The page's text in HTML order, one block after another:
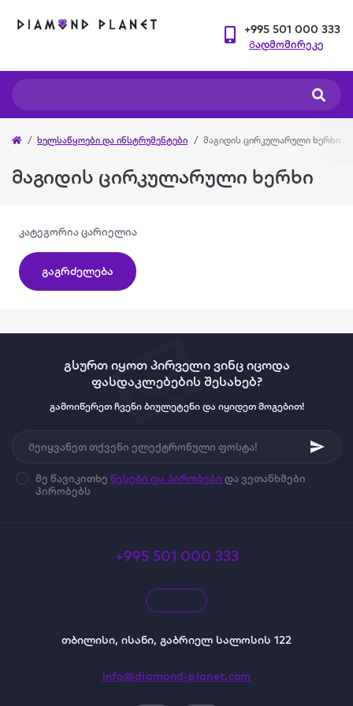
+995 501 000 333
Გადმომირეკე
ხელსაწყოები და ინსტრუმენტები მაგიდის ცირკულარული ხერხი
მაგიდის ცირკულარული ხერხი
კატეგორია ცარიელია
გაგრძელება
გსურთ იყოთ პირველი ვინც იცოდა
ფასდაკლებების შესახებ?
გამოიწერეთ ჩვენი ბიულეტენი და იყიდეთ მოგებით!
მე წავიკითხე წესები და პირობები და ვეთანხმები
პირობებს
+995 501 000 333
თბილისი, ისანი, გაბრიელ სალოსის 122
info@diamond-planet.com